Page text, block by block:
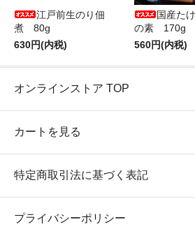
江戸前生のり佃
煮 80g
630円(内税)
国産た
の素 170g
560円(内税)
オンラインストア TOP
カートを見る
特定商取引法に基づく表記
プライバシーポリシー